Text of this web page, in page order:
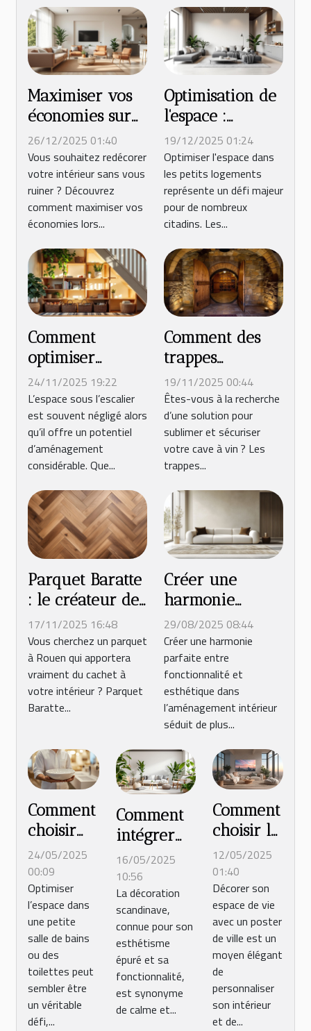
Maximiser vos
économies sur
l'ameublement
et la déco en
ligne
26/12/2025 01:40
Vous souhaitez redécorer
votre intérieur sans vous
ruiner ? Découvrez
comment maximiser vos
économies lors...
Optimisation de
l'espace :
techniques
modernes pour
petits logements
19/12/2025 01:24
Optimiser l'espace dans
les petits logements
représente un défi majeur
pour de nombreux
citadins. Les...
Comment
optimiser
l'espace sous
votre escalier ?
24/11/2025 19:22
L’espace sous l’escalier
est souvent négligé alors
qu’il offre un potentiel
d’aménagement
considérable. Que...
Comment des
trappes
personnalisées
transforment-
elles votre cave
à vin ?
19/11/2025 00:44
Êtes-vous à la recherche
d’une solution pour
sublimer et sécuriser
votre cave à vin ? Les
trappes...
Parquet Baratte
: le créateur de
parquet de
confiance à
Rouen
17/11/2025 16:48
Vous cherchez un parquet
à Rouen qui apportera
vraiment du cachet à
votre intérieur ? Parquet
Baratte...
Créer une
harmonie
parfaite :
astuces pour
allier
fonctionnalité et
esthétique dans
l'aménagement
29/08/2025 08:44
Créer une harmonie
parfaite entre
fonctionnalité et
esthétique dans
l’aménagement intérieur
séduit de plus...
Comment
choisir
un
meuble
lave-
mains
pour
petits
espaces
24/05/2025
00:09
Optimiser
l’espace dans
une petite
salle de bains
ou des
toilettes peut
sembler être
un véritable
défi,...
Comment
intégrer
des
éléments
naturels
dans un
décor
scandinave
16/05/2025
10:56
La décoration
scandinave,
connue pour son
esthétisme
épuré et sa
fonctionnalité,
est synonyme
de calme et...
Comment
choisir le
poster
d'une
ville pour
décorer
son
intérieur
12/05/2025
01:40
Décorer son
espace de vie
avec un poster
de ville est un
moyen élégant
de
personnaliser
son intérieur
et de...